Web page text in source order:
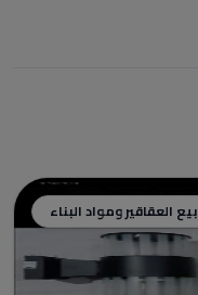
بيع العقاقير ومواد البناء